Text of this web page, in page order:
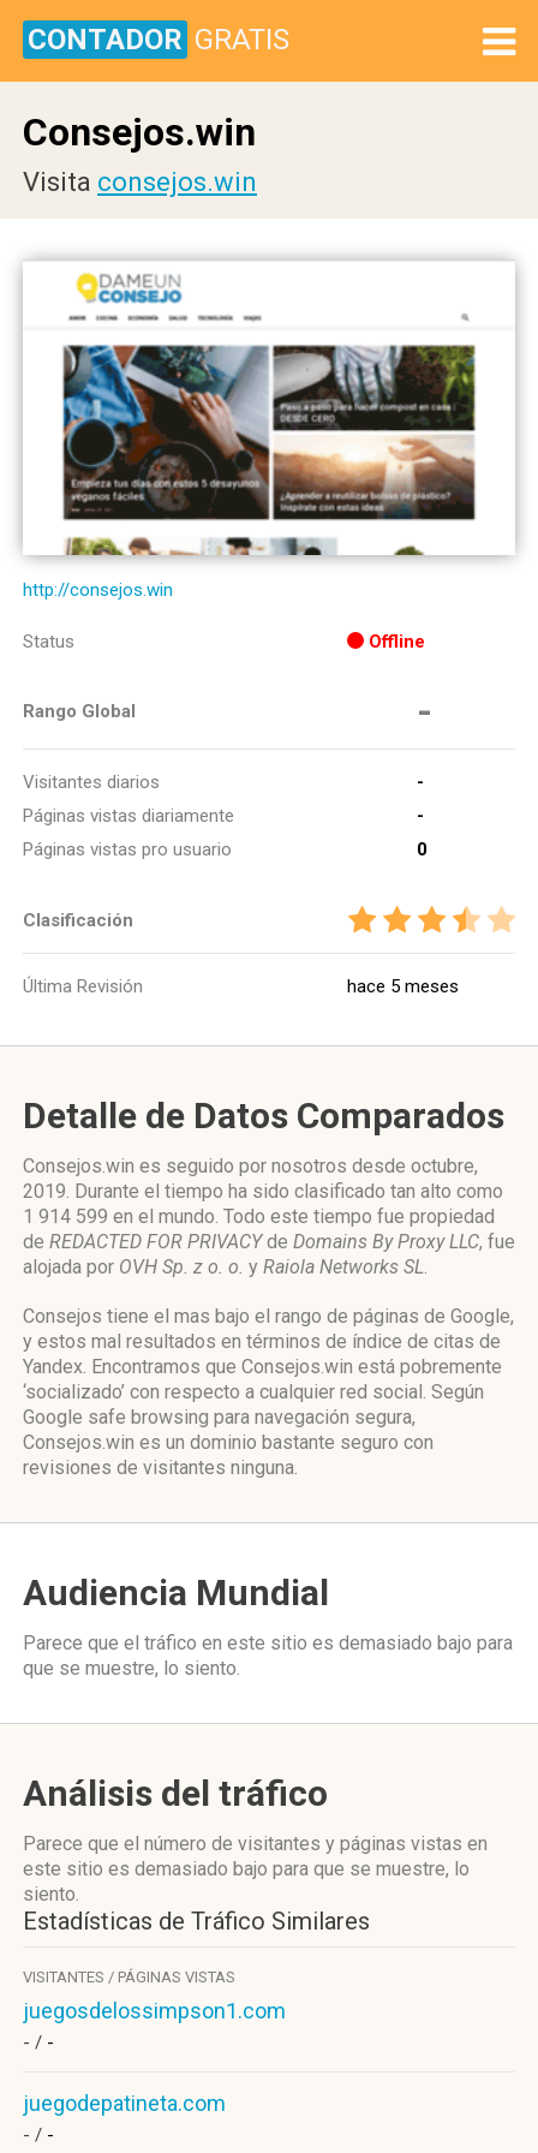
CONTADOR GRATIS
Consejos.win
Visita consejos.win
http://consejos.win
Status Offline
Rango Global -
Visitantes diarios
-
Páginas vistas diariamente
-
Páginas vistas pro usuario
0
Clasificación
Última Revisión hace 5 meses
Detalle de Datos Comparados
Consejos.win es seguido por nosotros desde octubre,
2019. Durante el tiempo ha sido clasificado tan alto como
1 914 599 en el mundo. Todo este tiempo fue propiedad
de REDACTED FOR PRIVACYde Domains By Proxy LLC, fue
alojada por OVH Sp. z o. o. y Raiola Networks SL.
Consejos tiene el mas bajo el rango de páginas de Google,
y estos mal resultados en términos de índice de citas de
Yandex. Encontramos que Consejos.win está pobremente
‘socializado’ con respecto a cualquier red social. Según
Google safe browsing para navegación segura,
Consejos.win es un dominio bastante seguro con
revisiones de visitantes ninguna.
Audiencia Mundial
Parece que el tráfico en este sitio es demasiado bajo para
que se muestre, lo siento.
Análisis del tráfico
Parece que el número de visitantes y páginas vistas en
este sitio es demasiado bajo para que se muestre, lo
siento.
Estadísticas de Tráfico Similares
VISITANTES / PÁGINAS VISTAS
juegosdelossimpson1.com
- / -
juegodepatineta.com
- / -